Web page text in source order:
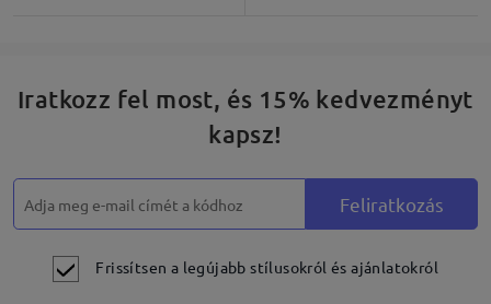
Iratkozz fel most, és 15% kedvezményt
kapsz!
Feliratkozás
Frissítsen a legújabb stílusokról és ajánlatokról